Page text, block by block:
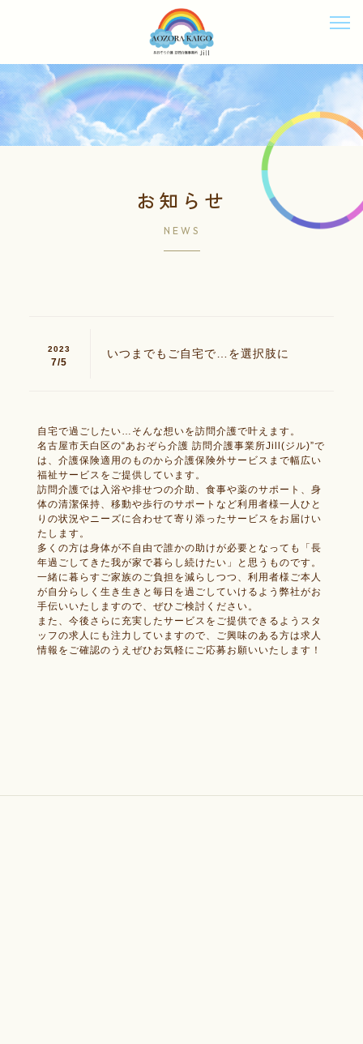
お知らせ
NEWS
2023
7/5
いつまでもご自宅で…を選択肢に
自宅で過ごしたい…そんな想いを訪問介護で叶えます。
名古屋市天白区の“あおぞら介護 訪問介護事業所Jill(ジル)”で
は、介護保険適用のものから介護保険外サービスまで幅広い
福祉サービスをご提供しています。
訪問介護では入浴や排せつの介助、食事や薬のサポート、身
体の清潔保持、移動や歩行のサポートなど利用者様一人ひと
りの状況やニーズに合わせて寄り添ったサービスをお届けい
たします。
多くの方は身体が不自由で誰かの助けが必要となっても「長
年過ごしてきた我が家で暮らし続けたい」と思うものです。
一緒に暮らすご家族のご負担を減らしつつ、利用者様ご本人
が自分らしく生き生きと毎日を過ごしていけるよう弊社がお
手伝いいたしますので、ぜひご検討ください。
また、今後さらに充実したサービスをご提供できるようスタ
ッフの求人にも注力していますので、ご興味のある方は求人
情報をご確認のうえぜひお気軽にご応募お願いいたします！